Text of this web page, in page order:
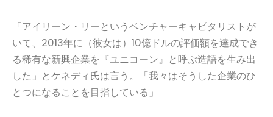
「アイリーン・リーというベンチャーキャピタリストが
いて、2013年に（彼女は）10億ドルの評価額を達成でき
る稀有な新興企業を『ユニコーン』と呼ぶ造語を生み出
した」とケネディ氏は言う。「我々はそうした企業のひ
とつになることを目指している」